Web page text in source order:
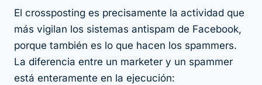
El crossposting es precisamente la actividad que
más vigilan los sistemas antispam de Facebook,
porque también es lo que hacen los spammers.
La diferencia entre un marketer y un spammer
está enteramente en la ejecución: